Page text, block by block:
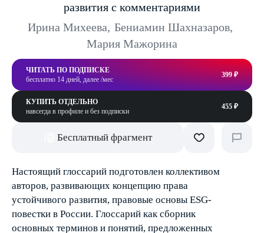
развития с комментариями
Ирина Михеева, Бениамин Шахназаров,
Мария Мажорина
ЧИТАТЬ ПО ПОДПИСКЕ
бесплатно 14 дней, далее /мес
399 ₽
КУПИТЬ ОТДЕЛЬНО
навсегда в профиле и без подписки
455 ₽
Бесплатный фрагмент
Настоящий глоссарий подготовлен коллективом
авторов, развивающих концепцию права
устойчивого развития, правовые основы ESG-
повестки в России. Глоссарий как сборник
основных терминов и понятий, предложенных